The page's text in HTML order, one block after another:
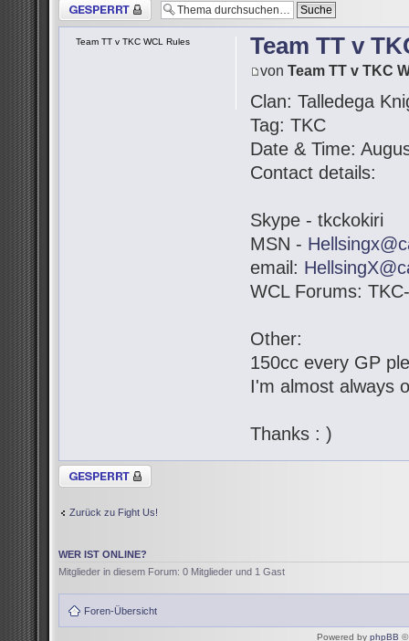
Thema gesperrt
Team TT v
vonTeam TT v TKC
Clan: Talledega
Tag: TKC
Date & Time:
Contact details:
Skype - tkckokiri
MSN -
email:
WCL Forums:
Other:
150cc every GP
I'm almost always
Thanks : )
Team TT v TKC WCL Rules
Thema gesperrt
Zurück zu Fight Us!
WER IST ONLINE?
Mitglieder in diesem Forum: 0 Mitglieder und 1 Gast
Foren-Übersicht
Powered by phpBB ©